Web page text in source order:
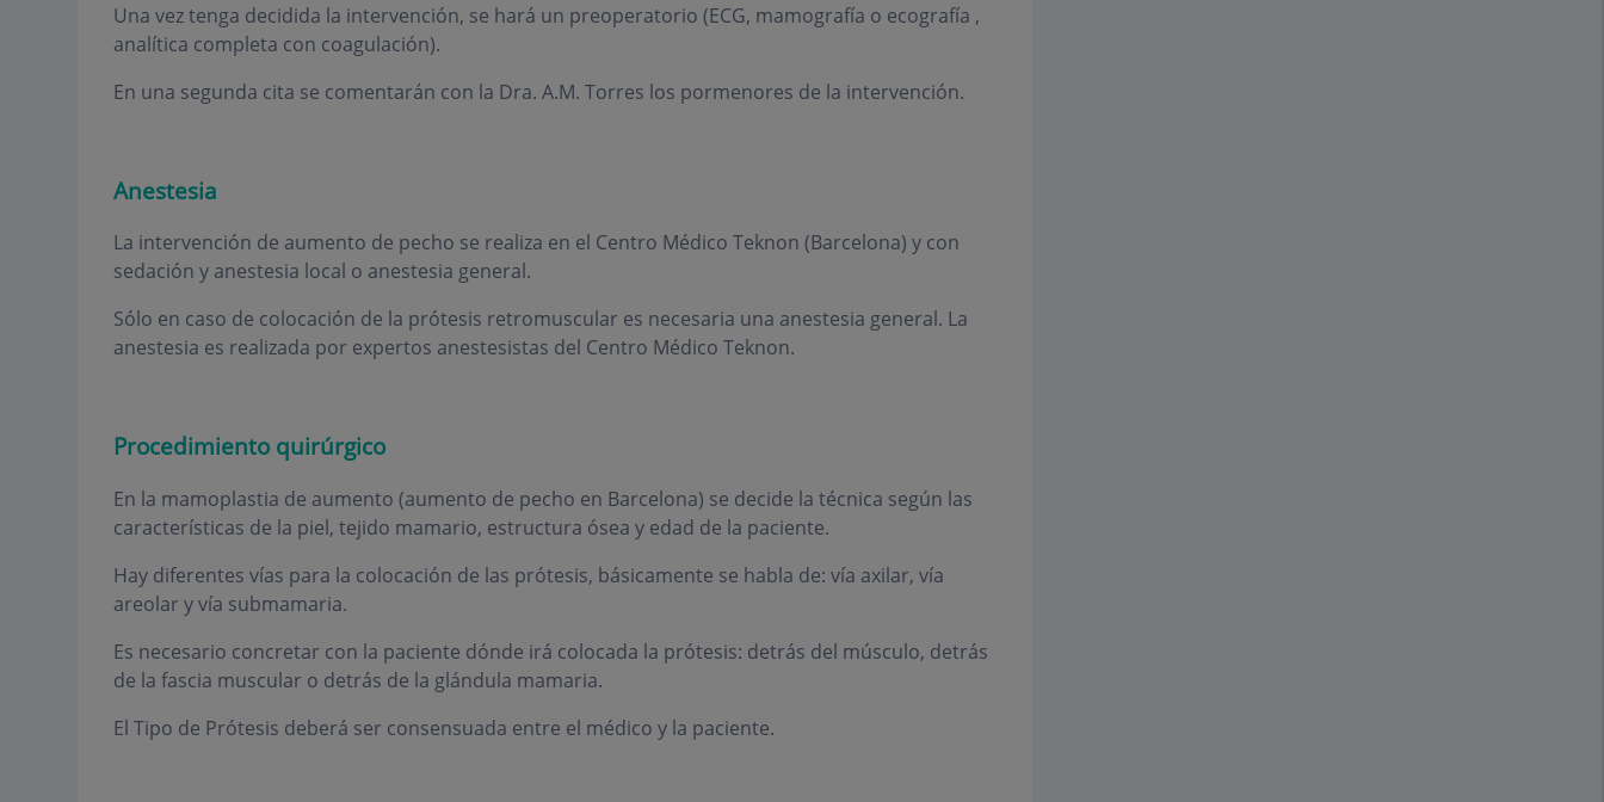
Una vez tenga decidida la intervención, se hará un preoperatorio (ECG, mamografía o ecografía ,
analítica completa con coagulación).
En una segunda cita se comentarán con la Dra. A.M. Torres los pormenores de la intervención.
Anestesia
La intervención de aumento de pecho se realiza en el Centro Médico Teknon (Barcelona) y con
sedación y anestesia local o anestesia general.
Sólo en caso de colocación de la prótesis retromuscular es necesaria una anestesia general. La
anestesia es realizada por expertos anestesistas del Centro Médico Teknon.
Procedimiento quirúrgico
En la mamoplastia de aumento (aumento de pecho en Barcelona) se decide la técnica según las
características de la piel, tejido mamario, estructura ósea y edad de la paciente.
Hay diferentes vías para la colocación de las prótesis, básicamente se habla de: vía axilar, vía
areolar y vía submamaria.
Es necesario concretar con la paciente dónde irá colocada la prótesis: detrás del músculo, detrás
de la fascia muscular o detrás de la glándula mamaria.
El Tipo de Prótesis deberá ser consensuada entre el médico y la paciente.